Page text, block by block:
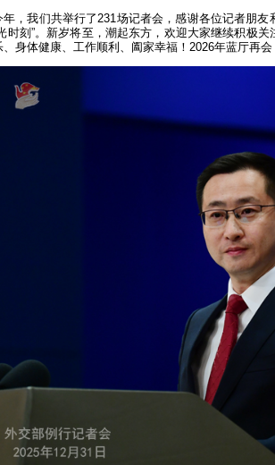
年，我们共举行了231场记者会，感谢各位记者朋
时刻”。新岁将至，潮起东方，欢迎大家继续积极
、身体健康、工作顺利、阖家幸福！2026年蓝厅再会